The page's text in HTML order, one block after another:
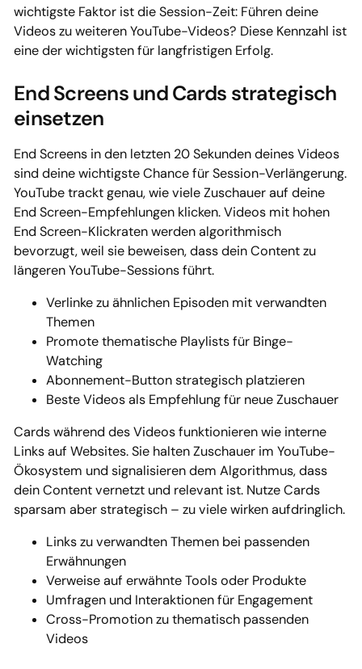
wichtigste Faktor ist die Session-Zeit: Führen deine
Videos zu weiteren YouTube-Videos? Diese Kennzahl ist
eine der wichtigsten für langfristigen Erfolg.
End Screens und Cards strategisch
einsetzen
End Screens in den letzten 20 Sekunden deines Videos
sind deine wichtigste Chance für Session-Verlängerung.
YouTube trackt genau, wie viele Zuschauer auf deine
End Screen-Empfehlungen klicken. Videos mit hohen
End Screen-Klickraten werden algorithmisch
bevorzugt, weil sie beweisen, dass dein Content zu
längeren YouTube-Sessions führt.
Verlinke zu ähnlichen Episoden mit verwandten
Themen
Promote thematische Playlists für Binge-
Watching
Abonnement-Button strategisch platzieren
Beste Videos als Empfehlung für neue Zuschauer
Cards während des Videos funktionieren wie interne
Links auf Websites. Sie halten Zuschauer im YouTube-
Ökosystem und signalisieren dem Algorithmus, dass
dein Content vernetzt und relevant ist. Nutze Cards
sparsam aber strategisch – zu viele wirken aufdringlich.
Links zu verwandten Themen bei passenden
Erwähnungen
Verweise auf erwähnte Tools oder Produkte
Umfragen und Interaktionen für Engagement
Cross-Promotion zu thematisch passenden
Videos